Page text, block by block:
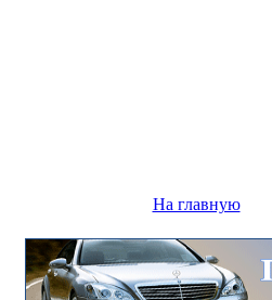
На главную